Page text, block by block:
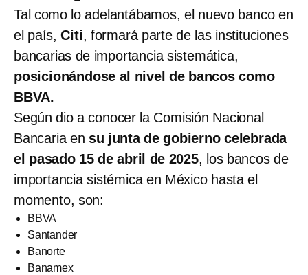
Tal como lo adelantábamos, el nuevo banco en
el país,Citi, formará parte de las instituciones
bancarias de importancia sistemática,
posicionándose al nivel de bancos como
BBVA.
Según dio a conocer la Comisión Nacional
Bancaria en su junta de gobierno celebrada
el pasado 15 de abril de 2025, los bancos de
importancia sistémica en México hasta el
momento, son:
BBVA
Santander
Banorte
Banamex